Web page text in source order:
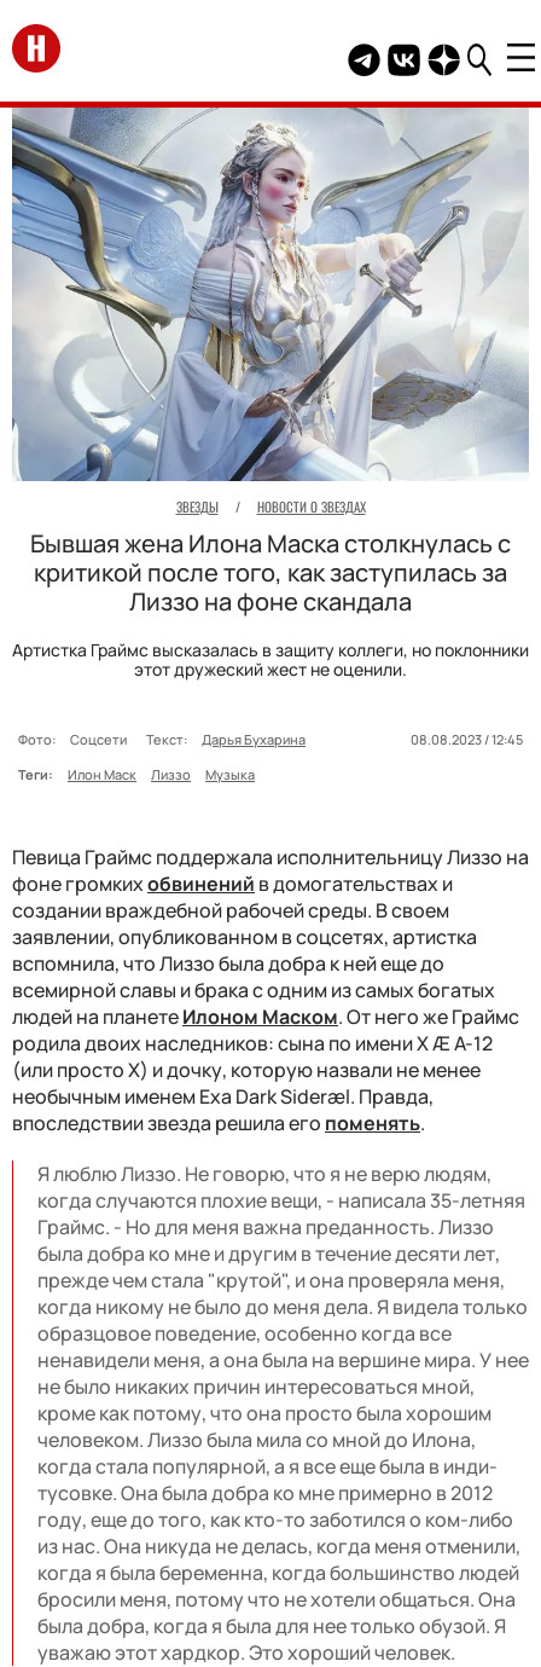
Перейти на главную
Telegram канал
Группа HELLO
Канал
ЗВЕЗДЫ / НОВОСТИ О ЗВЕЗДАХ
Бывшая жена Илона Маска столкнулась с
критикой после того, как заступилась за
Лиззо на фоне скандала
Артистка Граймс высказалась в защиту коллеги, но поклонники
этот дружеский жест не оценили.
Фото: Соцсети Текст: Дарья Бухарина
08.08.2023 / 12:45
Теги:
Илон Маск Лиззо Музыка
Певица Граймс поддержала исполнительницу Лиззо на
фоне громкихобвинений в домогательствах и
создании враждебной рабочей среды. В своем
заявлении, опубликованном в соцсетях, артистка
вспомнила, что Лиззо была добра к ней еще до
всемирной славы и брака с одним из самых богатых
людей на планетеИлоном Маском. От него же Граймс
родила двоих наследников: сына по имени X Æ A-12
(или просто X) и дочку, которую назвали не менее
необычным именем Exa Dark Sideræl. Правда,
впоследствии звезда решила его поменять.
Я люблю Лиззо. Не говорю, что я не верю людям,
когда случаются плохие вещи, - написала 35-летняя
Граймс. - Но для меня важна преданность. Лиззо
была добра ко мне и другим в течение десяти лет,
прежде чем стала "крутой", и она проверяла меня,
когда никому не было до меня дела. Я видела только
образцовое поведение, особенно когда все
ненавидели меня, а она была на вершине мира. У нее
не было никаких причин интересоваться мной,
кроме как потому, что она просто была хорошим
человеком. Лиззо была мила со мной до Илона,
когда стала популярной, а я все еще была в инди-
тусовке. Она была добра ко мне примерно в 2012
году, еще до того, как кто-то заботился о ком-либо
из нас. Она никуда не делась, когда меня отменили,
когда я была беременна, когда большинство людей
бросили меня, потому что не хотели общаться. Она
была добра, когда я была для нее только обузой. Я
уважаю этот хардкор. Это хороший человек.